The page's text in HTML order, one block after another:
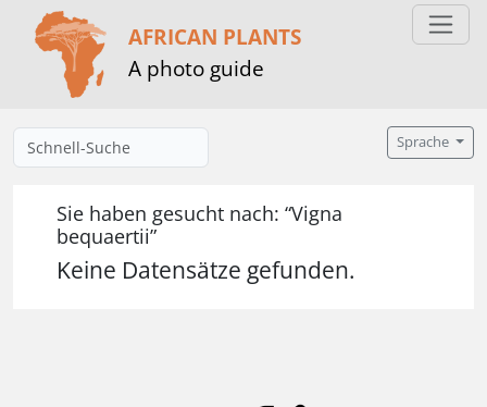
AFRICAN PLANTS
A photo guide
Sprache
Sie haben gesucht nach: “Vigna
bequaertii”
Keine Datensätze gefunden.